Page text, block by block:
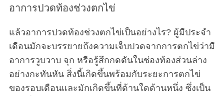
อาการปวดท้องช่วงตกไข่
แล้วอาการปวดท้องช่วงตกไข่เป็นอย่างไร? ผู้มีประจำ
เดือนมักจะบรรยายถึงความเจ็บปวดจากการตกไข่ว่ามี
อาการวูบวาบ จุก หรือรู้สึกกดดันในช่องท้องส่วนล่าง
อย่างกะทันหัน สิ่งนี้เกิดขึ้นพร้อมกับระยะการตกไข่
ของรอบเดือนและมักเกิดขึ้นที่ด้านใดด้านหนึ่ง ซึ่งเป็น